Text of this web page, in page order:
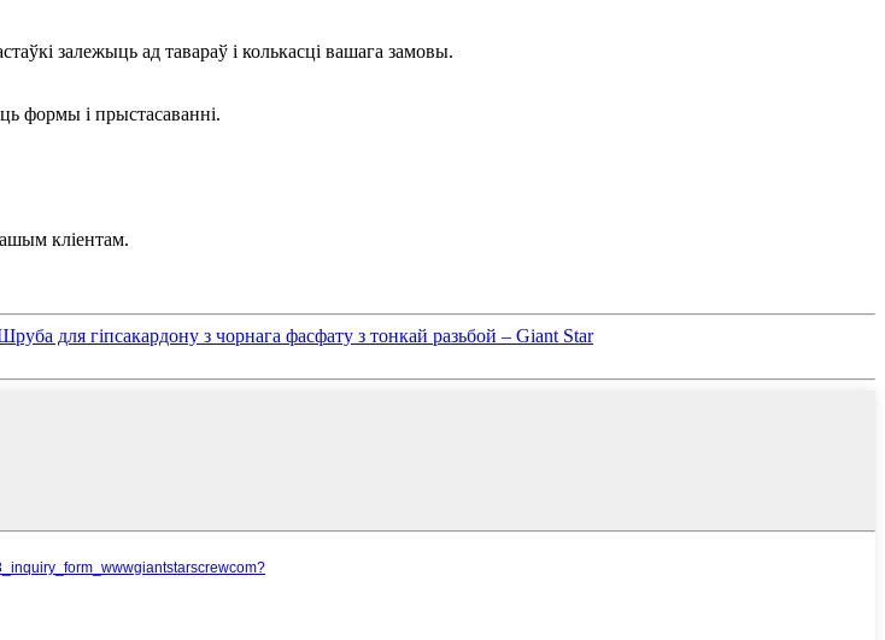
залежыць ад тавараў і колькасці вашага замовы.
формы і прыстасаванні.
кліентам.
для гіпсакардону з чорнага фасфату з тонкай разьбой – Giant Star